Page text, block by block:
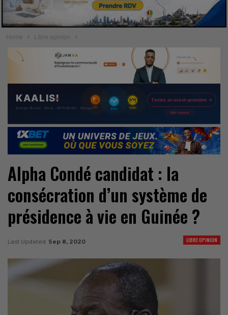
Home Libre opinion
Alpha Condé candidat : la
consécration d’un système de
présidence à vie en Guinée ?
LIBRE OPINION
Last Updated Sep 8, 2020